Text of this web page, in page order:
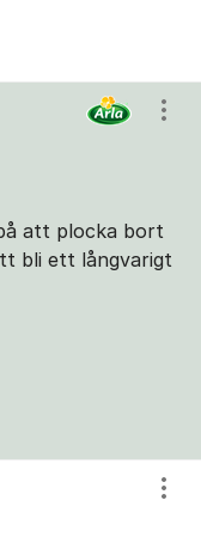
att plocka bort
bli ett långvarigt